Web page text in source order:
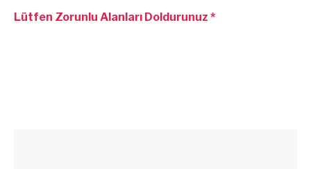
Lütfen Zorunlu Alanları Doldurunuz *